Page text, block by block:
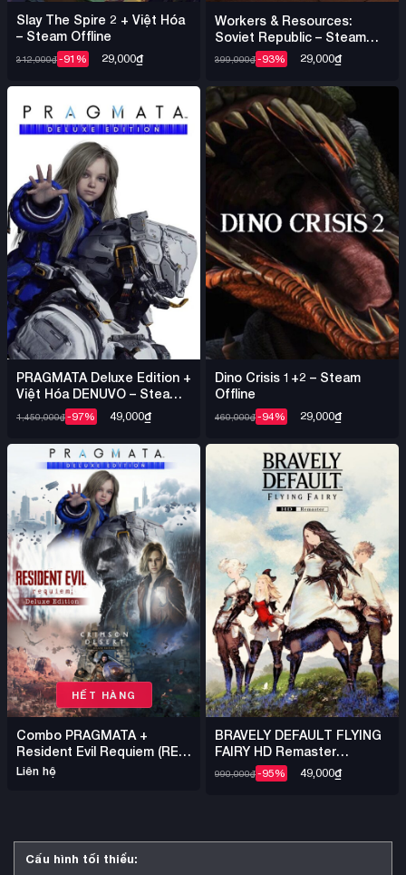
Slay The Spire 2 + Việt Hóa
– Steam Offline
312,000₫-91% 29,000₫
Workers & Resources:
Soviet Republic – Steam
Offline
399,000₫-93% 29,000₫
PRAGMATA Deluxe Edition +
Việt Hóa DENUVO – Steam
1,450,000₫-97% 49,000₫
Dino Crisis 1+2 – Steam
Offline
460,000₫-94% 29,000₫
HẾT HÀNG
Combo PRAGMATA +
Resident Evil Requiem (RE9)
+ Crimson Desert – Steam
Liên hệ
BRAVELY DEFAULT FLYING
FAIRY HD Remaster
DENUVO – Steam Offline
990,000₫-95% 49,000₫
Cấu hình tối thiểu: